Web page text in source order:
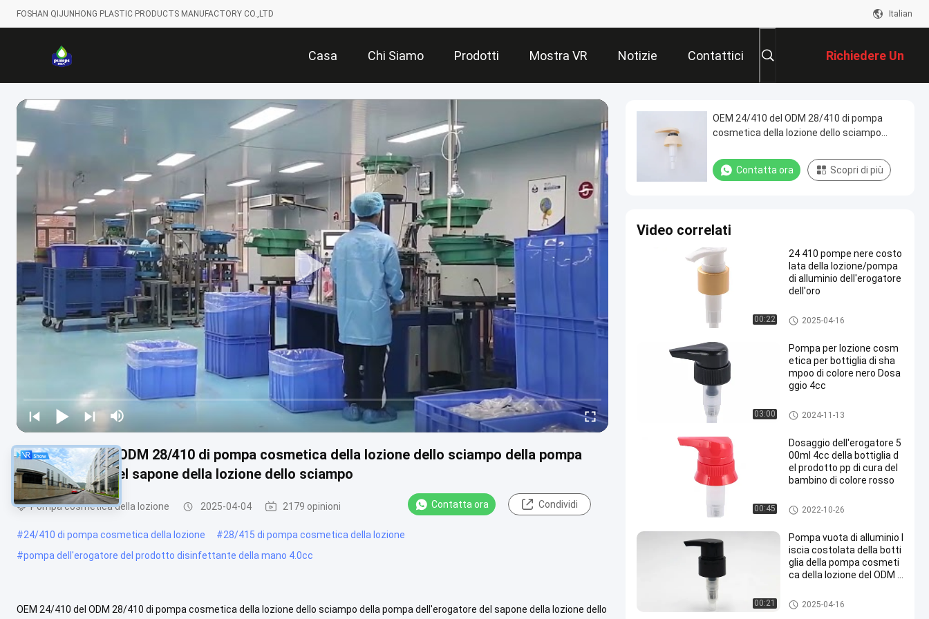
FOSHAN QIJUNHONG PLASTIC PRODUCTS MANUFACTORY CO.,LTD Italian
Casa Chi Siamo Prodotti Mostra VR Notizie Contattici Richiedere Un
Preventivo
OEM 24/410 del ODM 28/410 di pompa cosmetica della lozione dello sciampo della pompa
dell'erogatore del sapone della lozione dello sciampo
Pompa cosmetica della lozione 2025-04-04 2179 opinioni Contatta ora Condividi
#24/410 di pompa cosmetica della lozione #28/415 di pompa cosmetica della lozione
#pompa dell'erogatore del prodotto disinfettante della mano 4.0cc
OEM 24/410 del ODM 28/410 di pompa cosmetica della lozione dello sciampo della pompa dell'erogatore del sapone della lozione dello
OEM 24/410 del ODM 28/410 di pompa
cosmetica della lozione dello sciampo
lozione dello sciampo
Contatta ora Scopri di più
Video correlati
00:22
24 410 pompe nere costo
lata della lozione/pompa
di alluminio dell'erogatore
dell'oro
Pompa cosmetica della lozion
e
2025-04-16
03:00
Pompa per lozione cosm
etica per bottiglia di sha
mpoo di colore nero Dosa
ggio 4cc
Pompa cosmetica della lozion
e
2024-11-13
00:45
Dosaggio dell'erogatore 5
00ml 4cc della bottiglia d
el prodotto pp di cura del
bambino di colore rosso
Pompa cosmetica della lozion
e
2022-10-26
00:21
Pompa vuota di alluminio l
iscia costolata della botti
glia della pompa cosmeti
ca della lozione del ODM d
Pompa cosmetica della lozion
e
2025-04-16